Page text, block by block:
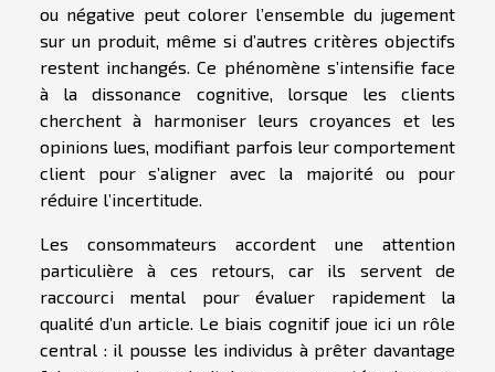
ou négative peut colorer l’ensemble du jugement
sur un produit, même si d’autres critères objectifs
restent inchangés. Ce phénomène s’intensifie face
à la dissonance cognitive, lorsque les clients
cherchent à harmoniser leurs croyances et les
opinions lues, modifiant parfois leur comportement
client pour s’aligner avec la majorité ou pour
réduire l’incertitude.
Les consommateurs accordent une attention
particulière à ces retours, car ils servent de
raccourci mental pour évaluer rapidement la
qualité d’un article. Le biais cognitif joue ici un rôle
central : il pousse les individus à prêter davantage